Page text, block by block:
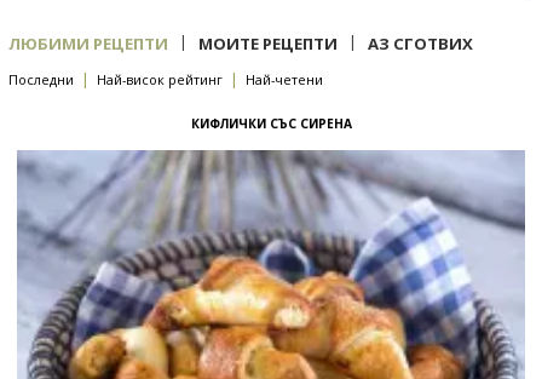
ЛЮБИМИ РЕЦЕПТИ | МОИТЕ РЕЦЕПТИ | АЗ СГОТВИХ
Последни | Най-висок рейтинг | Най-четени
КИФЛИЧКИ СЪС СИРЕНА